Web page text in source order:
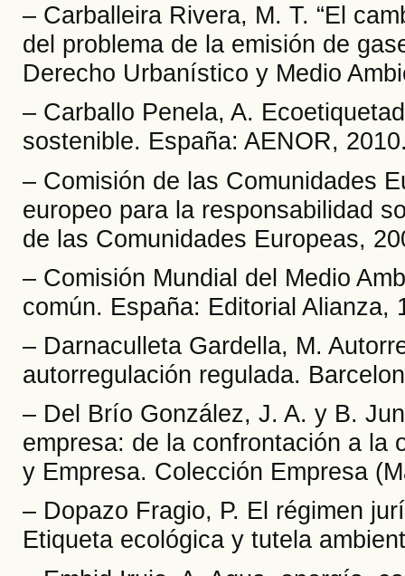
– Carballeira Rivera, M. T. “El
del problema de la emisión de
Derecho Urbanístico y Medio
– Carballo Penela, A.
sostenible. España: AENOR,
– Comisión de las Comunidades
europeo para la responsabilidad
de las Comunidades Europeas,
– Comisión Mundial del Medio
común. España: Editorial Alianza,
– Darnaculleta Gardella, M.
autorregulación regulada.
– Del Brío González, J. A. y B.
empresa: de la confrontación a la
y Empresa. Colección Empresa
– Dopazo Fragio, P. El régimen
Etiqueta ecológica y tutela